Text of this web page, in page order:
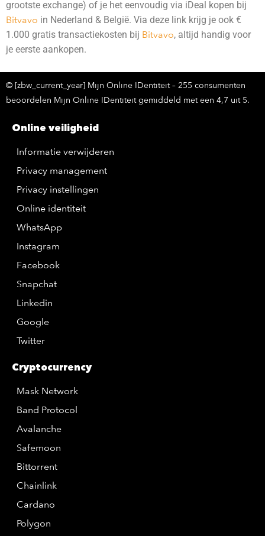
grootste exchange) of je het eenvoudig via iDeal kopen bij
Bitvavo in Nederland & België. Via deze link krijg je ook €
1.000 gratis transactiekosten bij Bitvavo, altijd handig voor
je eerste aankopen.
© [zbw_current_year] Mijn Online IDentiteit – 255 consumenten
beoordelen Mijn Online IDentiteit gemiddeld met een 4,7 uit 5.
Online veiligheid
Informatie verwijderen
Privacy management
Privacy instellingen
Online identiteit
WhatsApp
Instagram
Facebook
Snapchat
Linkedin
Google
Twitter
Cryptocurrency
Mask Network
Band Protocol
Avalanche
Safemoon
Bittorrent
Chainlink
Cardano
Polygon